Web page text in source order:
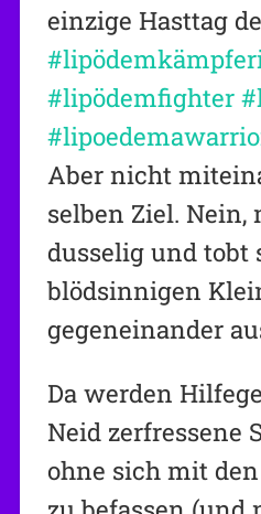
einzige Hasttag
#lipödemfighter
Aber nicht
selben Ziel. Nein,
dusselig und tobt
blödsinnigen
gegeneinander
Da werden
Neid zerfressene
ohne sich mit